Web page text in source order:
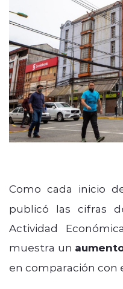
modo
Como cada inicio
publicó las cifras
Actividad
muestra un
en comparación con